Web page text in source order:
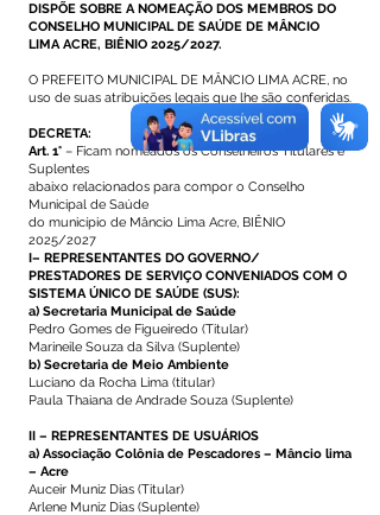
DISPÕE SOBRE A NOMEAÇÃO DOS MEMBROS DO
CONSELHO MUNICIPAL DE SAÚDE DE MÂNCIO
LIMA ACRE, BIÊNIO 2025/2027.
O PREFEITO MUNICIPAL DE MÂNCIO LIMA ACRE, no
uso de suas atribuições legais que lhe são conferidas.
DECRETA:
Art. 1° – Ficam nomeados os Conselheiros Titulares e
Suplentes
abaixo relacionados para compor o Conselho
Municipal de Saúde
do município de Mâncio Lima Acre, BIÊNIO
2025/2027
I– REPRESENTANTES DO GOVERNO/
PRESTADORES DE SERVIÇO CONVENIADOS COM O
SISTEMA ÚNICO DE SAÚDE (SUS):
a) Secretaria Municipal de Saúde
Pedro Gomes de Figueiredo (Titular)
Marineile Souza da Silva (Suplente)
b) Secretaria de Meio Ambiente
Luciano da Rocha Lima (titular)
Paula Thaiana de Andrade Souza (Suplente)
II – REPRESENTANTES DE USUÁRIOS
a) Associação Colônia de Pescadores – Mâncio lima
– Acre
Auceir Muniz Dias (Titular)
Arlene Muniz Dias (Suplente)